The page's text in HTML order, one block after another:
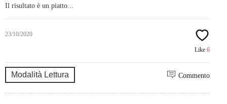
Il risultato è un piatto...
23/10/2020
Like 6
Modalità Lettura Commento